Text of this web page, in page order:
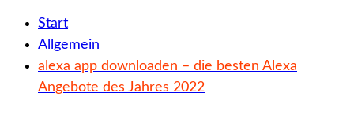
Start
Allgemein
alexa app downloaden – die besten Alexa
Angebote des Jahres 2022